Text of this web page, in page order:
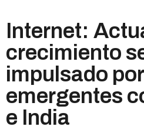
Internet:
crecimiento
impulsado
emergentes
e India